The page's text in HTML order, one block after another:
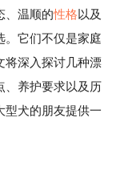
、温顺的性格以及
。它们不仅是家庭
将深入探讨几种漂
、养护要求以及历
型犬的朋友提供一